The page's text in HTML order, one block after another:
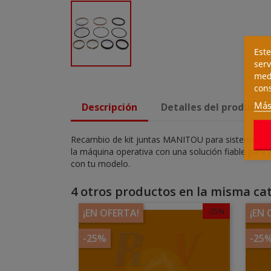
Descripción Detalles del producto
Recambio de kit juntas MANITOU para sistemas
la máquina operativa con una solución fiable
con tu modelo.
4 otros productos en la misma
-25%
¡EN OFERTA!
-25%
¡EN
-